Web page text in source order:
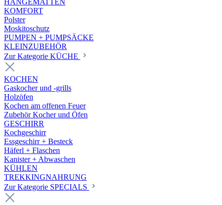
HÄNGEMATTEN
KOMFORT
Polster
Moskitoschutz
PUMPEN + PUMPSÄCKE
KLEINZUBEHÖR
Zur Kategorie KÜCHE
KOCHEN
Gaskocher und -grills
Holzöfen
Kochen am offenen Feuer
Zubehör Kocher und Öfen
GESCHIRR
Kochgeschirr
Essgeschirr + Besteck
Häferl + Flaschen
Kanister + Abwaschen
KÜHLEN
TREKKINGNAHRUNG
Zur Kategorie SPECIALS